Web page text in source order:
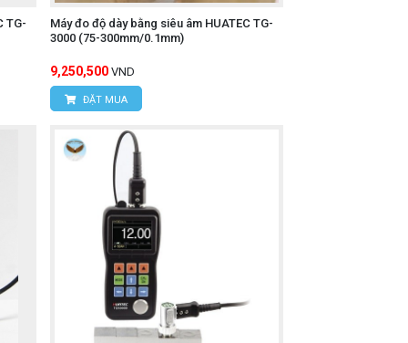
lên để đưa vật liệu vào và thực hiện
tăng độ bền.
nhờ khả năng đo nhanh và chính xác
TG-
Máy đo độ dày bằng siêu âm HUATEC TG-
3000 (75-300mm/0.1mm)
9,250,500 VND
ĐẶT MUA